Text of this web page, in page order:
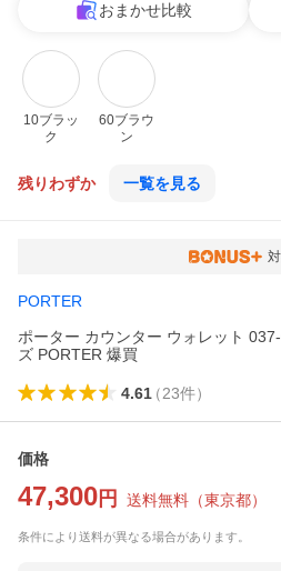
おまかせ比較
10ブラッ
ク
60ブラウ
ン
残りわずか 一覧を見る
PORTER
ポーター カウンター ウォレット
ズ PORTER 爆買
4.61（23件）
価格
47,300 円 送料無料 （東京都）
条件により送料が異なる場合があります。